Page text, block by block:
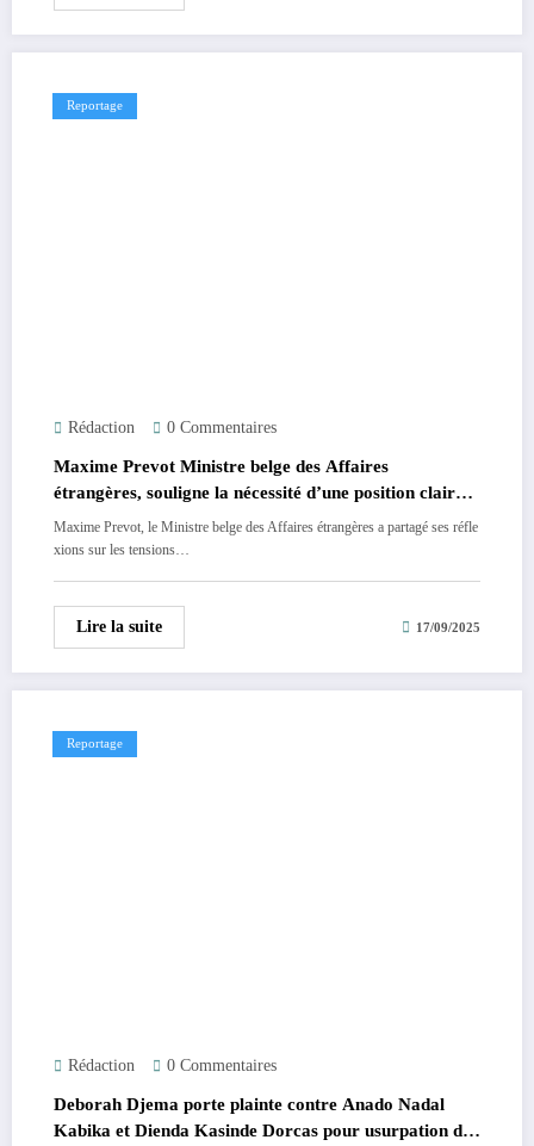
Reportage
Rédaction 0 Commentaires
Maxime Prevot Ministre belge des Affaires
étrangères, souligne la nécessité d’une position claire
de l’Europe face aux tensions entre la RDC et le
Rwanda.
Maxime Prevot, le Ministre belge des Affaires étrangères a partagé ses réfle
xions sur les tensions…
Lire la suite 17/09/2025
Reportage
Rédaction 0 Commentaires
Deborah Djema porte plainte contre Anado Nadal
Kabika et Dienda Kasinde Dorcas pour usurpation de